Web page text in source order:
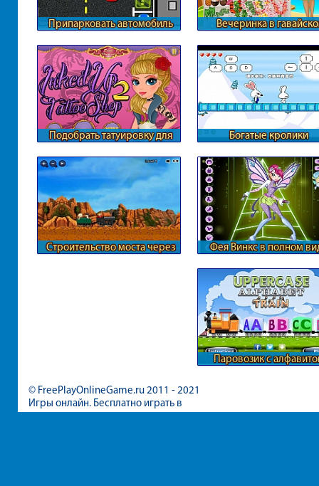
Припарковать автомобиль
Вечеринка в
Подобрать татуировку для
Богатые кролики
Строительство моста через
Фея Винкс в полном
Паровозик с
© FreePlayOnlineGame.ru 2011 - 2021
Игры онлайн. Бесплатно играть в
игры для девочек и мальчиков